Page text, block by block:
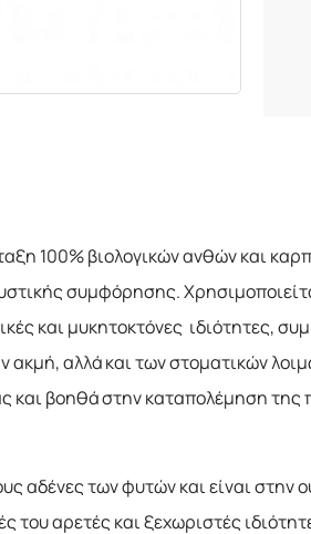
100% βιολογικών ανθών και
συμφόρησης.
και μυκητοκτόνες ιδιότητες,
αλλά και των στοματικών
και βοηθά στην καταπολέμηση
αδένες των φυτών και είναι
του αρετές και ξεχωριστές